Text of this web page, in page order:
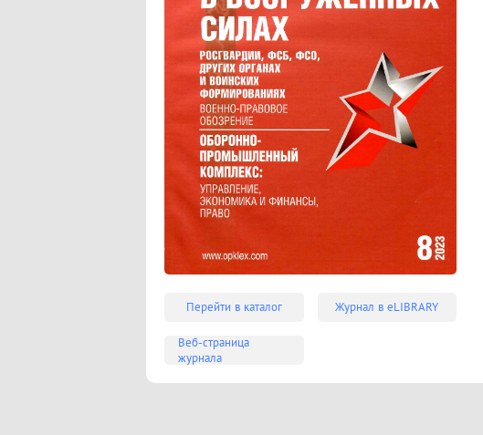
Перейти в каталог Журнал в eLIBRARY
Веб-страница
журнала